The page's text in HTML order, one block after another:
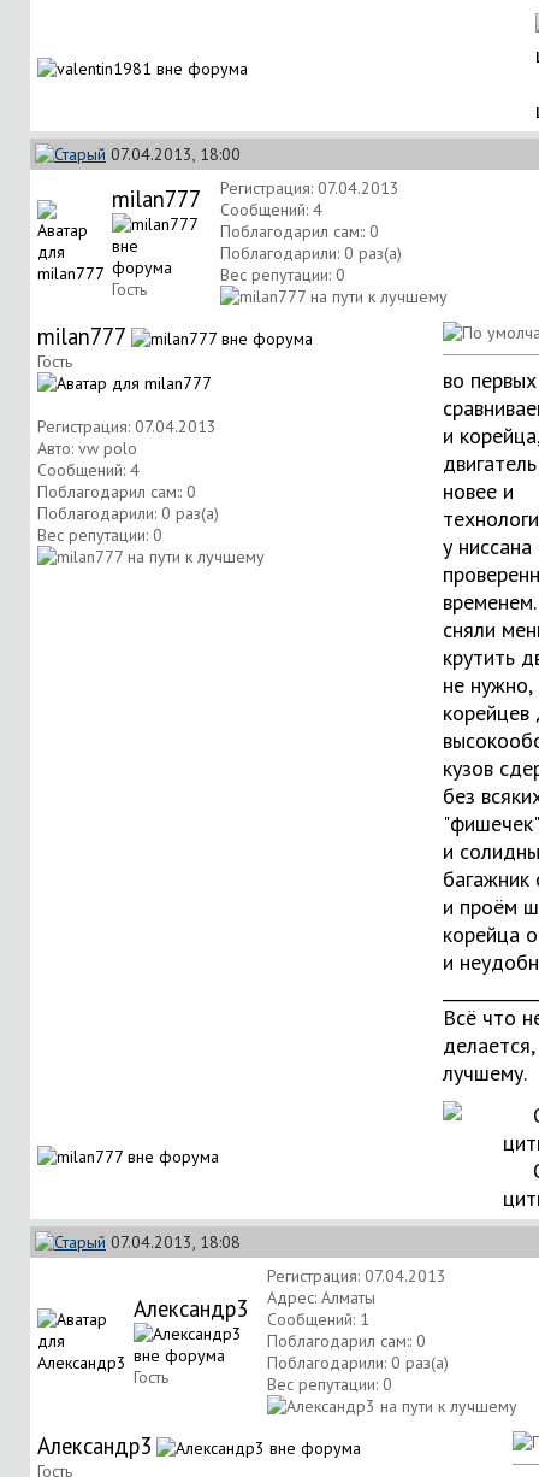
07.04.2013, 18:00
milan777
Гость
Регистрация: 07.04.2013
Сообщений: 4
Поблагодарил сам:: 0
Поблагодарили: 0 раз(а)
Вес репутации: 0
milan777
Гость
Регистрация: 07.04.2013
Авто: vw polo
Сообщений: 4
Поблагодарил сам:: 0
Поблагодарили: 0 раз(а)
Вес репутации: 0
во первых
и
новее и
у ниссана
сняли
крутить
не нужно,
корейцев
кузов
без
и
багажник
и проём
корейца
и
Всё что
делается,
лучшему.
07.04.2013, 18:08
Александр3
Гость
Регистрация: 07.04.2013
Адрес: Алматы
Сообщений: 1
Поблагодарил сам:: 0
Поблагодарили: 0 раз(а)
Вес репутации: 0
Александр3
Гость